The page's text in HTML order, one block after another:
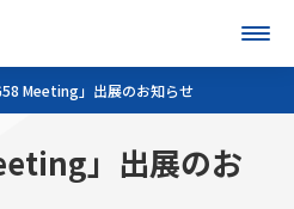
Meeting」出展のお知らせ
」出展のお